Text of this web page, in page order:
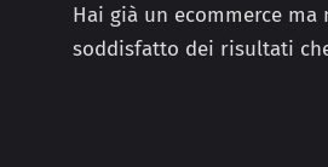
Hai già un ecommerce ma
soddisfatto dei risultati